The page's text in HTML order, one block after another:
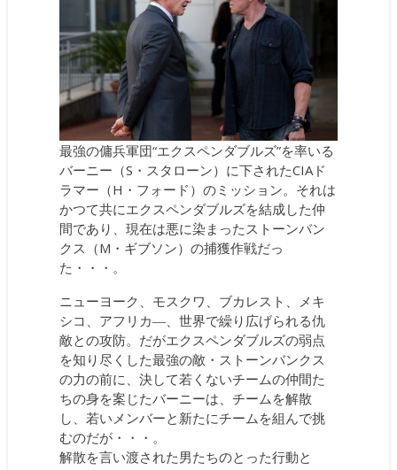
最強の傭兵軍団“エクスペンダブルズ”を率いる
バーニー（S・スタローン）に下されたCIAド
ラマー（H・フォード）のミッション。それは
かつて共にエクスペンダブルズを結成した仲
間であり、現在は悪に染まったストーンバン
クス（M・ギブソン）の捕獲作戦だっ
た・・・。
ニューヨーク、モスクワ、ブカレスト、メキ
シコ、アフリカ―、世界で繰り広げられる仇
敵との攻防。だがエクスペンダブルズの弱点
を知り尽くした最強の敵・ストーンバンクス
の力の前に、決して若くないチームの仲間た
ちの身を案じたバーニーは、チームを解散
し、若いメンバーと新たにチームを組んで挑
むのだが・・・。
解散を言い渡された男たちのとった行動と